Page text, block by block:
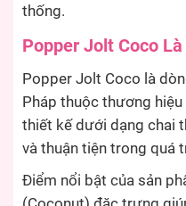
thống.
Popper Jolt Coco Là
Popper Jolt Coco là
Pháp thuộc thương
thiết kế dưới dạng chai
và thuận tiện trong quá
Điểm nổi bật của sản